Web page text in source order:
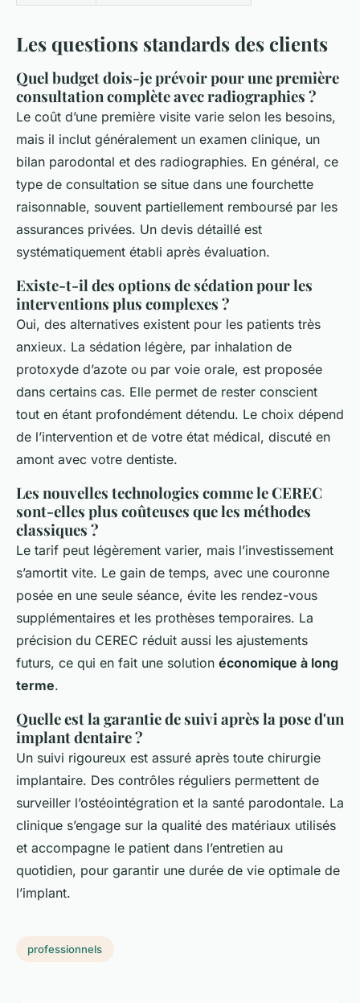
Les questions standards des clients
Quel budget dois-je prévoir pour une première
consultation complète avec radiographies ?
Le coût d’une première visite varie selon les besoins,
mais il inclut généralement un examen clinique, un
bilan parodontal et des radiographies. En général, ce
type de consultation se situe dans une fourchette
raisonnable, souvent partiellement remboursé par les
assurances privées. Un devis détaillé est
systématiquement établi après évaluation.
Existe-t-il des options de sédation pour les
interventions plus complexes ?
Oui, des alternatives existent pour les patients très
anxieux. La sédation légère, par inhalation de
protoxyde d’azote ou par voie orale, est proposée
dans certains cas. Elle permet de rester conscient
tout en étant profondément détendu. Le choix dépend
de l’intervention et de votre état médical, discuté en
amont avec votre dentiste.
Les nouvelles technologies comme le CEREC
sont-elles plus coûteuses que les méthodes
classiques ?
Le tarif peut légèrement varier, mais l’investissement
s’amortit vite. Le gain de temps, avec une couronne
posée en une seule séance, évite les rendez-vous
supplémentaires et les prothèses temporaires. La
précision du CEREC réduit aussi les ajustements
futurs, ce qui en fait une solution économique à long
terme.
Quelle est la garantie de suivi après la pose d'un
implant dentaire ?
Un suivi rigoureux est assuré après toute chirurgie
implantaire. Des contrôles réguliers permettent de
surveiller l’ostéointégration et la santé parodontale. La
clinique s’engage sur la qualité des matériaux utilisés
et accompagne le patient dans l’entretien au
quotidien, pour garantir une durée de vie optimale de
l’implant.
professionnels